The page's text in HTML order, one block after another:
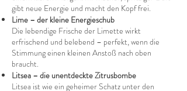
gibt neue Energie und macht den Kopf frei.
Lime – der kleine Energieschub
Die lebendige Frische der Limette wirkt
erfrischend und belebend – perfekt, wenn die
Stimmung einen kleinen Anstoß nach oben
braucht.
Litsea – die unentdeckte Zitrusbombe
Litsea ist wie ein geheimer Schatz unter den